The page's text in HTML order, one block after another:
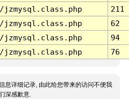
211
62
94
76
息详细记录, 由此给您带来的访问不便我
深感歉意.